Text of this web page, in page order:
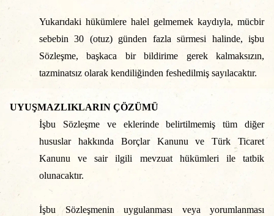
Yukarıdaki hükümlere halel gelmemek kaydıyla, mücbir
sebebin 30 (otuz) günden fazla sürmesi halinde, işbu
Sözleşme, başkaca bir bildirime gerek kalmaksızın,
tazminatsız olarak kendiliğinden feshedilmiş sayılacaktır.
UYUŞMAZLIKLARIN ÇÖZÜMÜ
İşbu Sözleşme ve eklerinde belirtilmemiş tüm diğer
hususlar hakkında Borçlar Kanunu ve Türk Ticaret
Kanunu ve sair ilgili mevzuat hükümleri ile tatbik
olunacaktır.
İşbu Sözleşmenin uygulanması veya yorumlanması